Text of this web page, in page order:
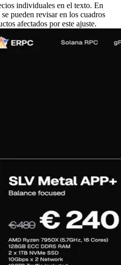
individuales en el texto. En
pueden revisar en los cuadros
afectados por este ajuste.